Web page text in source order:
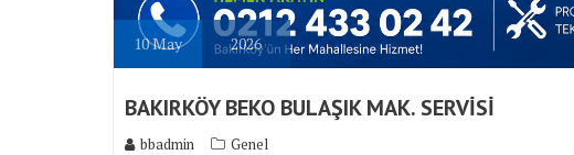
10May 2026
BAKIRKÖY BEKO BULAŞIK MAK. SERVİSİ
bbadmin
Genel